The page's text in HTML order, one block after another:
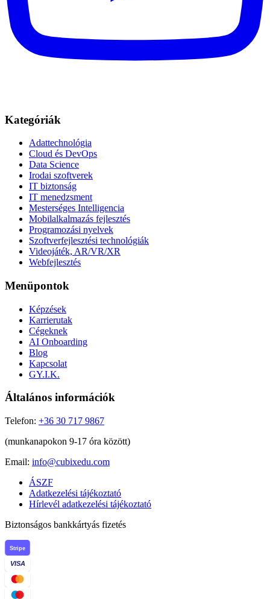
Kategóriák
Adattechnológia
Cloud és DevOps
Data Science
Irodai szoftverek
IT biztonság
IT menedzsment
Mesterséges Intelligencia
Mobilalkalmazás fejlesztés
Programozási nyelvek
Szoftverfejlesztési technológiák
Videojáték, AR/VR/XR
Webfejlesztés
Menüpontok
Képzések
Karrierutak
Cégeknek
AI Onboarding
Blog
Kapcsolat
GY.I.K.
Általános információk
Telefon: +36 30 717 9867
(munkanapokon 9-17 óra között)
Email: info@cubixedu.com
ÁSZF
Adatkezelési tájékoztató
Hírlevél adatkezelési tájékoztató
Biztonságos bankkártyás fizetés
Stripe
VISA